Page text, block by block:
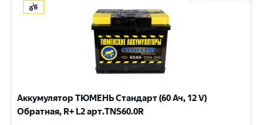
Аккумулятор ТЮМЕНЬ Стандарт (60 Ач, 12 V)
Обратная, R+ L2 арт.TNS60.0R